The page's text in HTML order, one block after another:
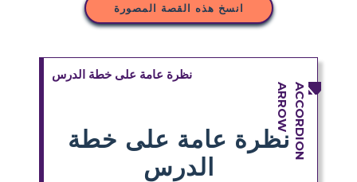
انسخ هذه القصة المصورة
نظرة عامة على خطة الدرس
نظرة عامة على خطة
الدرس